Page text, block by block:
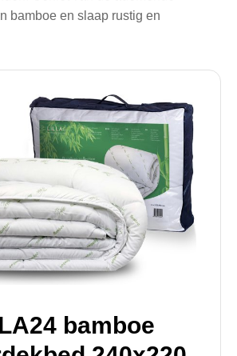
bamboe en slaap rustig en
bamboe